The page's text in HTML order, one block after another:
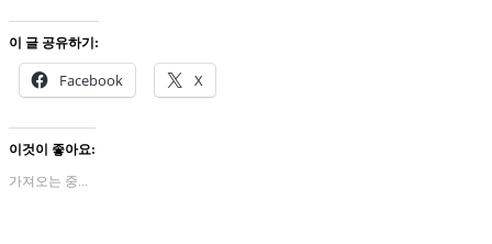
이 글 공유하기:
Facebook X
이것이 좋아요:
가져오는 중...